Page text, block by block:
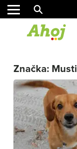
Značka: Musti